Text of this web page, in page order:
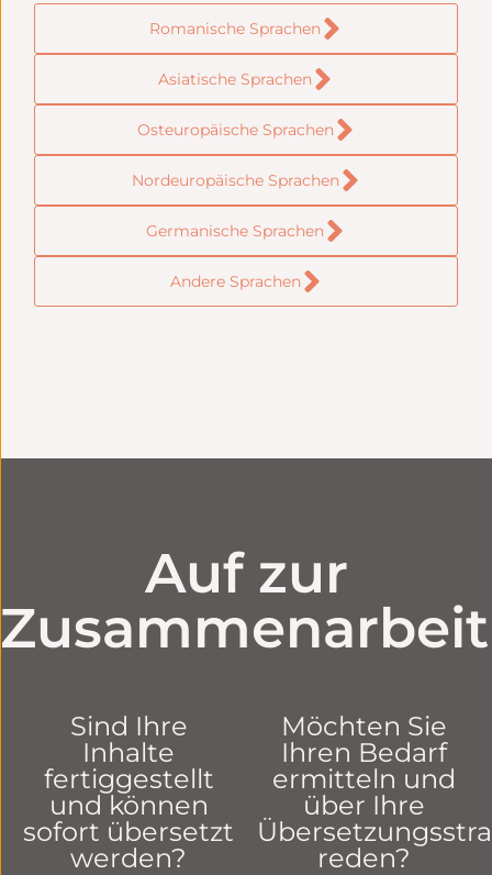
Romanische Sprachen
Asiatische Sprachen
Osteuropäische Sprachen
Nordeuropäische Sprachen
Germanische Sprachen
Andere Sprachen
Auf zur
Sind Ihre
Inhalte
fertiggestellt
und können
sofort übersetzt
werden?
Möchten Sie
Ihren Bedarf
ermitteln und
über Ihre
reden?